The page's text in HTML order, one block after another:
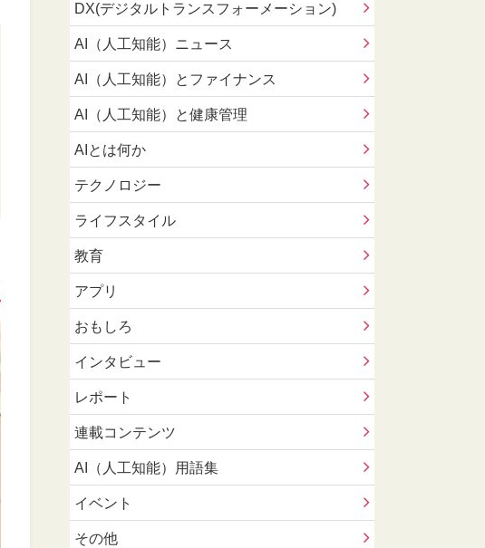
DX(デジタルトランスフォーメーション)
AI（人工知能）ニュース
AI（人工知能）とファイナンス
AI（人工知能）と健康管理
AIとは何か
テクノロジー
ライフスタイル
教育
アプリ
おもしろ
インタビュー
レポート
連載コンテンツ
AI（人工知能）用語集
イベント
その他